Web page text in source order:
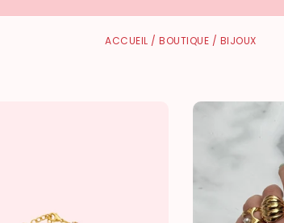
ACCUEIL / BOUTIQUE / BIJOUX